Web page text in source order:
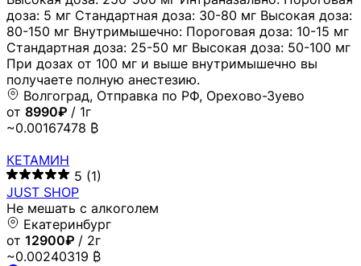
доза: 5 мг Стандартная доза: 30-80 мг Высокая доза:
80-150 мг Внутримышечно: Пороговая доза: 10-15 мг
Стандартная доза: 25-50 мг Высокая доза: 50-100 мг
При дозах от 100 мг и выше внутримышечно вы
получаете полную анестезию.
Волгоград, Отправка по РФ, Орехово-Зуево
от 8990₽ / 1г
~0.00167478 ₿
КЕТАМИН
5 (1)
JUST SHOP
Не мешать с алкоголем
Екатеринбург
от 12900₽ / 2г
~0.00240319 ₿